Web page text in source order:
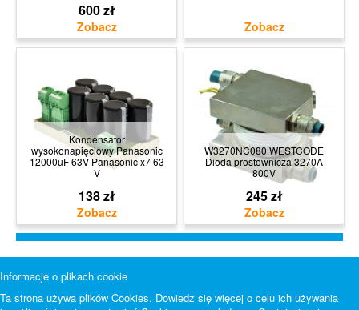
600 zł
Kondensator
wysokonapięciowy Panasonic
12000uF 63V Panasonic x7 63
V
138 zł
W3270NC080 WESTCODE
Dioda prostownicza 3270A
800V
245 zł
Informacje o plikach cookie
Ta strona używa plików Cookies. Dowiedz się więcej o celu ich używania